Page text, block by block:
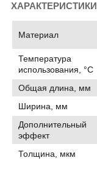
ХАРАКТЕРИСТИКИ
Материал
Температура
использования, °C
Общая длина, мм
Ширина, мм
Дополнительный
эффект
Толщина, мкм